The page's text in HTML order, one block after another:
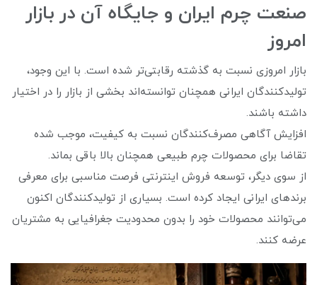
صنعت چرم ایران و جایگاه آن در بازار
امروز
بازار امروزی نسبت به گذشته رقابتی‌تر شده است. با این وجود،
تولیدکنندگان ایرانی همچنان توانسته‌اند بخشی از بازار را در اختیار
داشته باشند.
افزایش آگاهی مصرف‌کنندگان نسبت به کیفیت، موجب شده
تقاضا برای محصولات چرم طبیعی همچنان بالا باقی بماند.
از سوی دیگر، توسعه فروش اینترنتی فرصت مناسبی برای معرفی
برندهای ایرانی ایجاد کرده است. بسیاری از تولیدکنندگان اکنون
می‌توانند محصولات خود را بدون محدودیت جغرافیایی به مشتریان
عرضه کنند.